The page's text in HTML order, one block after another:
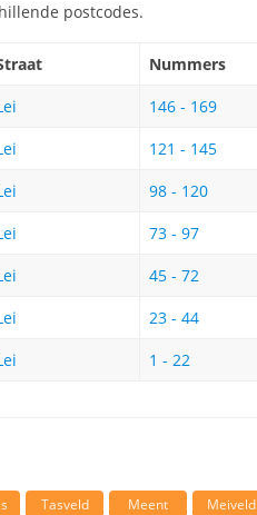
postcodes.
Nummers
146 - 169
121 - 145
98 - 120
73 - 97
45 - 72
23 - 44
1 - 22
Tasveld Meent Meiveld